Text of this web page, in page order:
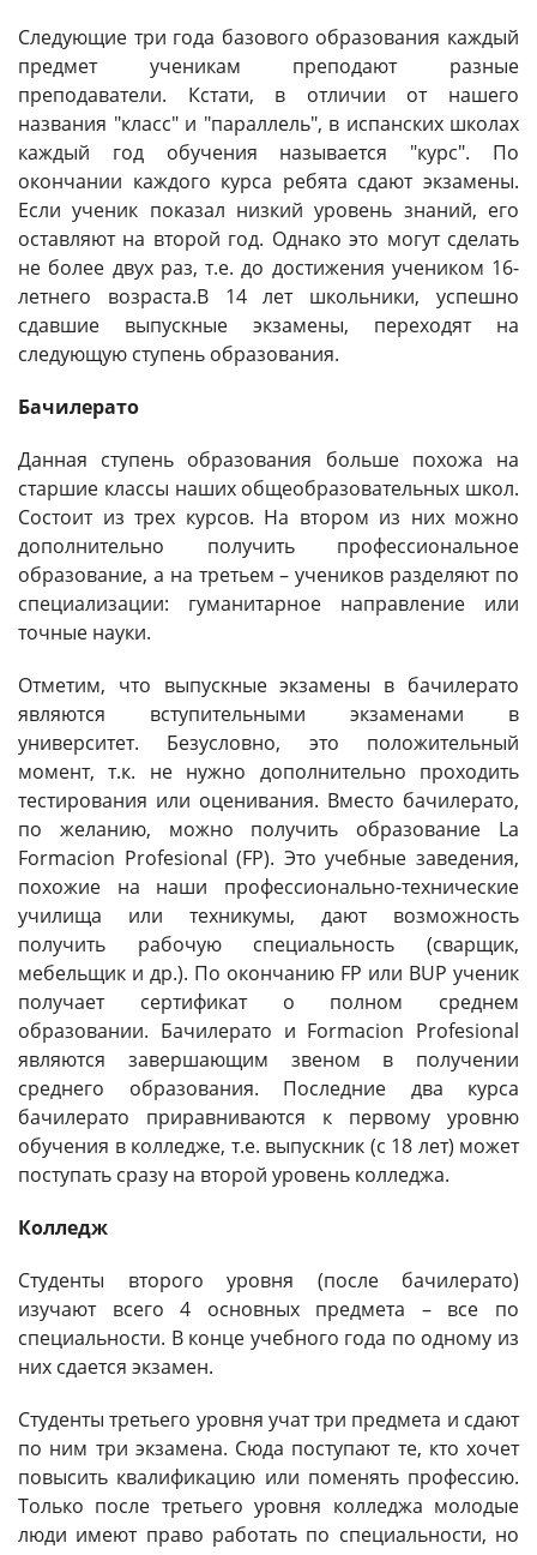
Следующие три года базового образования каждый
предмет ученикам преподают разные
преподаватели. Кстати, в отличии от нашего
названия "класс" и "параллель", в испанских школах
каждый год обучения называется "курс". По
окончании каждого курса ребята сдают экзамены.
Если ученик показал низкий уровень знаний, его
оставляют на второй год. Однако это могут сделать
не более двух раз, т.е. до достижения учеником 16-
летнего возраста.В 14 лет школьники, успешно
сдавшие выпускные экзамены, переходят на
следующую ступень образования.
Бачилерато
Данная ступень образования больше похожа на
старшие классы наших общеобразовательных школ.
Состоит из трех курсов. На втором из них можно
дополнительно получить профессиональное
образование, а на третьем – учеников разделяют по
специализации: гуманитарное направление или
точные науки.
Отметим, что выпускные экзамены в бачилерато
являются вступительными экзаменами в
университет. Безусловно, это положительный
момент, т.к. не нужно дополнительно проходить
тестирования или оценивания. Вместо бачилерато,
по желанию, можно получить образование La
Formacion Profesional (FP). Это учебные заведения,
похожие на наши профессионально-технические
училища или техникумы, дают возможность
получить рабочую специальность (сварщик,
мебельщик и др.). По окончанию FP или BUP ученик
получает сертификат о полном среднем
образовании. Бачилерато и Formacion Profesional
являются завершающим звеном в получении
среднего образования. Последние два курса
бачилерато приравниваются к первому уровню
обучения в колледже, т.е. выпускник (с 18 лет) может
поступать сразу на второй уровень колледжа.
Колледж
Студенты второго уровня (после бачилерато)
изучают всего 4 основных предмета – все по
специальности. В конце учебного года по одному из
них сдается экзамен.
Студенты третьего уровня учат три предмета и сдают
по ним три экзамена. Сюда поступают те, кто хочет
повысить квалификацию или поменять профессию.
Только после третьего уровня колледжа молодые
люди имеют право работать по специальности, но